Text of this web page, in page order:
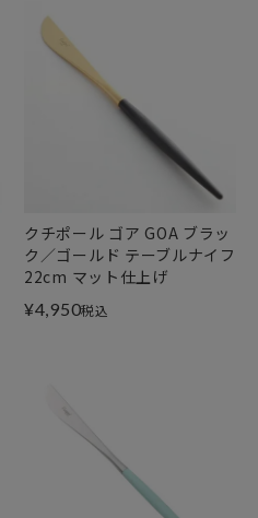
クチポール ゴア GOA ブラッ
ク／ゴールド テーブルナイフ
22cm マット仕上げ
¥4,950税込